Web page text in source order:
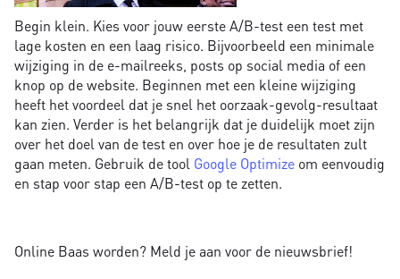
Begin klein. Kies voor jouw eerste A/B-test een test met
lage kosten en een laag risico. Bijvoorbeeld een minimale
wijziging in de e-mailreeks, posts op social media of een
knop op de website. Beginnen met een kleine wijziging
heeft het voordeel dat je snel het oorzaak-gevolg-resultaat
kan zien. Verder is het belangrijk dat je duidelijk moet zijn
over het doel van de test en over hoe je de resultaten zult
gaan meten. Gebruik de tool Google Optimize om eenvoudig
en stap voor stap een A/B-test op te zetten.
Online Baas worden? Meld je aan voor de nieuwsbrief!